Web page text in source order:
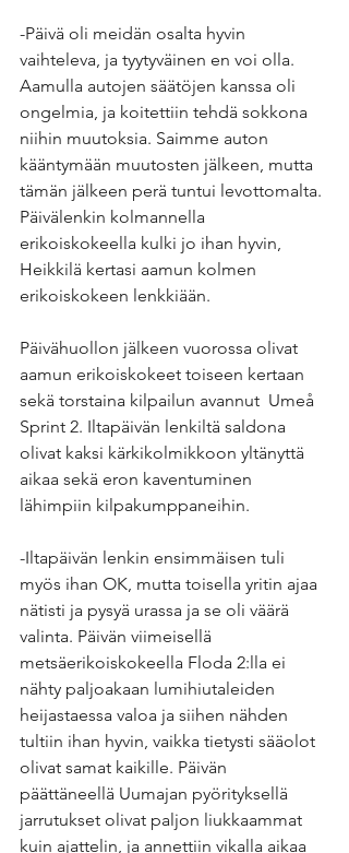
-Päivä oli meidän osalta hyvin
vaihteleva, ja tyytyväinen en voi olla.
Aamulla autojen säätöjen kanssa oli
ongelmia, ja koitettiin tehdä sokkona
niihin muutoksia. Saimme auton
kääntymään muutosten jälkeen, mutta
tämän jälkeen perä tuntui levottomalta.
Päivälenkin kolmannella
erikoiskokeella kulki jo ihan hyvin,
Heikkilä kertasi aamun kolmen
erikoiskokeen lenkkiään.
Päivähuollon jälkeen vuorossa olivat
aamun erikoiskokeet toiseen kertaan
sekä torstaina kilpailun avannut  Umeå
Sprint 2. Iltapäivän lenkiltä saldona
olivat kaksi kärkikolmikkoon yltänyttä
aikaa sekä eron kaventuminen
lähimpiin kilpakumppaneihin.
-Iltapäivän lenkin ensimmäisen tuli
myös ihan OK, mutta toisella yritin ajaa
nätisti ja pysyä urassa ja se oli väärä
valinta. Päivän viimeisellä
metsäerikoiskokeella Floda 2:lla ei
nähty paljoakaan lumihiutaleiden
heijastaessa valoa ja siihen nähden
tultiin ihan hyvin, vaikka tietysti sääolot
olivat samat kaikille. Päivän
päättäneellä Uumajan pyörityksellä
jarrutukset olivat paljon liukkaammat
kuin ajattelin, ja annettiin vikalla aikaa